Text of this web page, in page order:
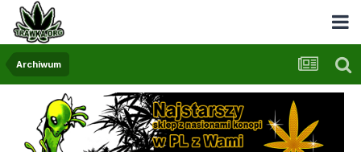
Archiwum